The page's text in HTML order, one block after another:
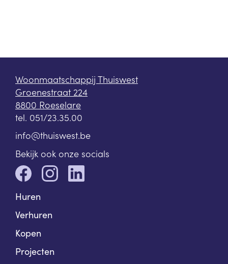
Woonmaatschappij Thuiswest
Groenestraat 224
8800 Roeselare
tel. 051/23.35.00
info@thuiswest.be
Bekijk ook onze socials
Huren
Verhuren
Kopen
Projecten